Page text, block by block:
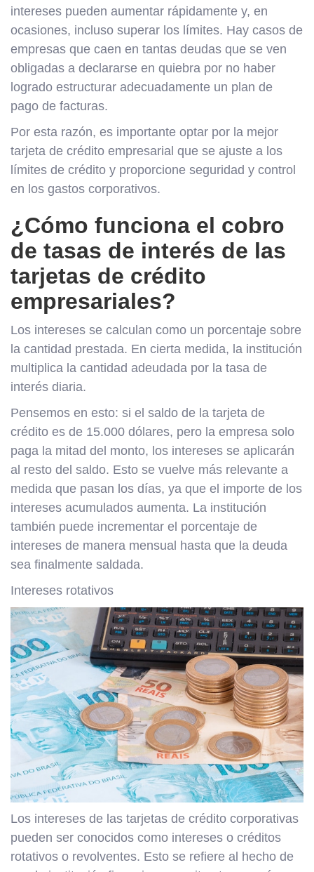
intereses pueden aumentar rápidamente y, en
ocasiones, incluso superar los límites. Hay casos de
empresas que caen en tantas deudas que se ven
obligadas a declararse en quiebra por no haber
logrado estructurar adecuadamente un plan de
pago de facturas.
Por esta razón, es importante optar por la mejor
tarjeta de crédito empresarial que se ajuste a los
límites de crédito y proporcione seguridad y control
en los gastos corporativos.
¿Cómo funciona el cobro
de tasas de interés de las
tarjetas de crédito
empresariales?
Los intereses se calculan como un porcentaje sobre
la cantidad prestada. En cierta medida, la institución
multiplica la cantidad adeudada por la tasa de
interés diaria.
Pensemos en esto: si el saldo de la tarjeta de
crédito es de 15.000 dólares, pero la empresa solo
paga la mitad del monto, los intereses se aplicarán
al resto del saldo. Esto se vuelve más relevante a
medida que pasan los días, ya que el importe de los
intereses acumulados aumenta. La institución
también puede incrementar el porcentaje de
intereses de manera mensual hasta que la deuda
sea finalmente saldada.
Intereses rotativos
Los intereses de las tarjetas de crédito corporativas
pueden ser conocidos como intereses o créditos
rotativos o revolventes. Esto se refiere al hecho de